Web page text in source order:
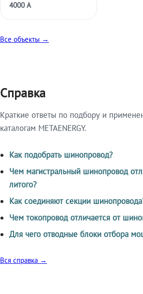
4000 А
Все объекты →
Справка
Краткие ответы по подбору и
каталогам METAENERGY.
Как подобрать шинопровод?
Чем магистральный шинопровод
литого?
Как соединяют секции
Чем токопровод отличается от
Для чего отводные блоки отбора
Вся справка →